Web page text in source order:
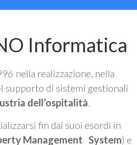
Informatica
nella realizzazione, nella
supporto di sistemi gestionali
dell’ospitalità
fin dai suoi esordi in
Management System) e